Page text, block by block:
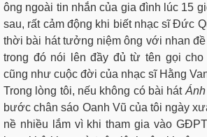
ông ngoài tin nhắn của gia đình lúc 15
sau, rất cảm động khi biết nhạc sĩ Đức
thời bài hát tưởng niệm ông với nhan đề
trong đó nói lên đầy đủ từ tên gọi
cũng như cuộc đời của nhạc sĩ Hằng
Trong lòng tôi, nếu không có bài hát
bước chân sáo Oanh Vũ của tôi ngày
nề nhiều lắm vì khi tham gia vào